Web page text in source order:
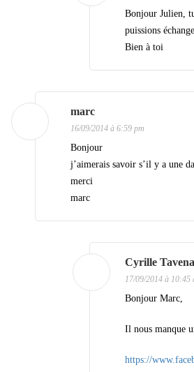
Bonjour Julien,
puissions
Bien à toi
marc
16/09/2014 à 6:59 pm
Bonjour
j’aimerais savoir s’il y a une
merci
marc
Cyrille
17/09/2014 à 10:45
Bonjour Marc,
Il nous manque
https://